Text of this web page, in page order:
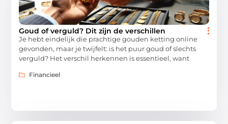
Goud of verguld? Dit zijn de verschillen
Je hebt eindelijk die prachtige gouden ketting online
gevonden, maar je twijfelt: is het puur goud of slechts
verguld? Het verschil herkennen is essentieel, want
Financieel